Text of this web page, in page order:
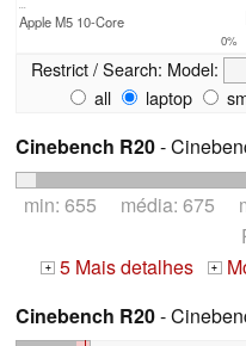
Apple M5 10-Core
0%
Restrict / Search: Model:
all
laptop
Cinebench R20-
min: 655 média: 675
+ 5 Mais detalhes +
Cinebench R20-